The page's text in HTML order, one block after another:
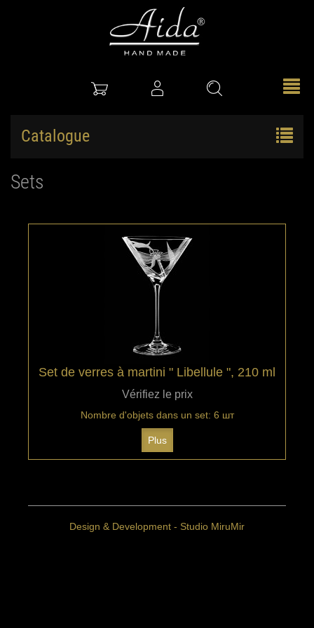
Catalogue
Sets
Set de verres à martini " Libellule ", 210 ml
Vérifiez le prix
Nombre d'objets dans un set: 6 шт
Plus
Design & Development - Studio MiruMir